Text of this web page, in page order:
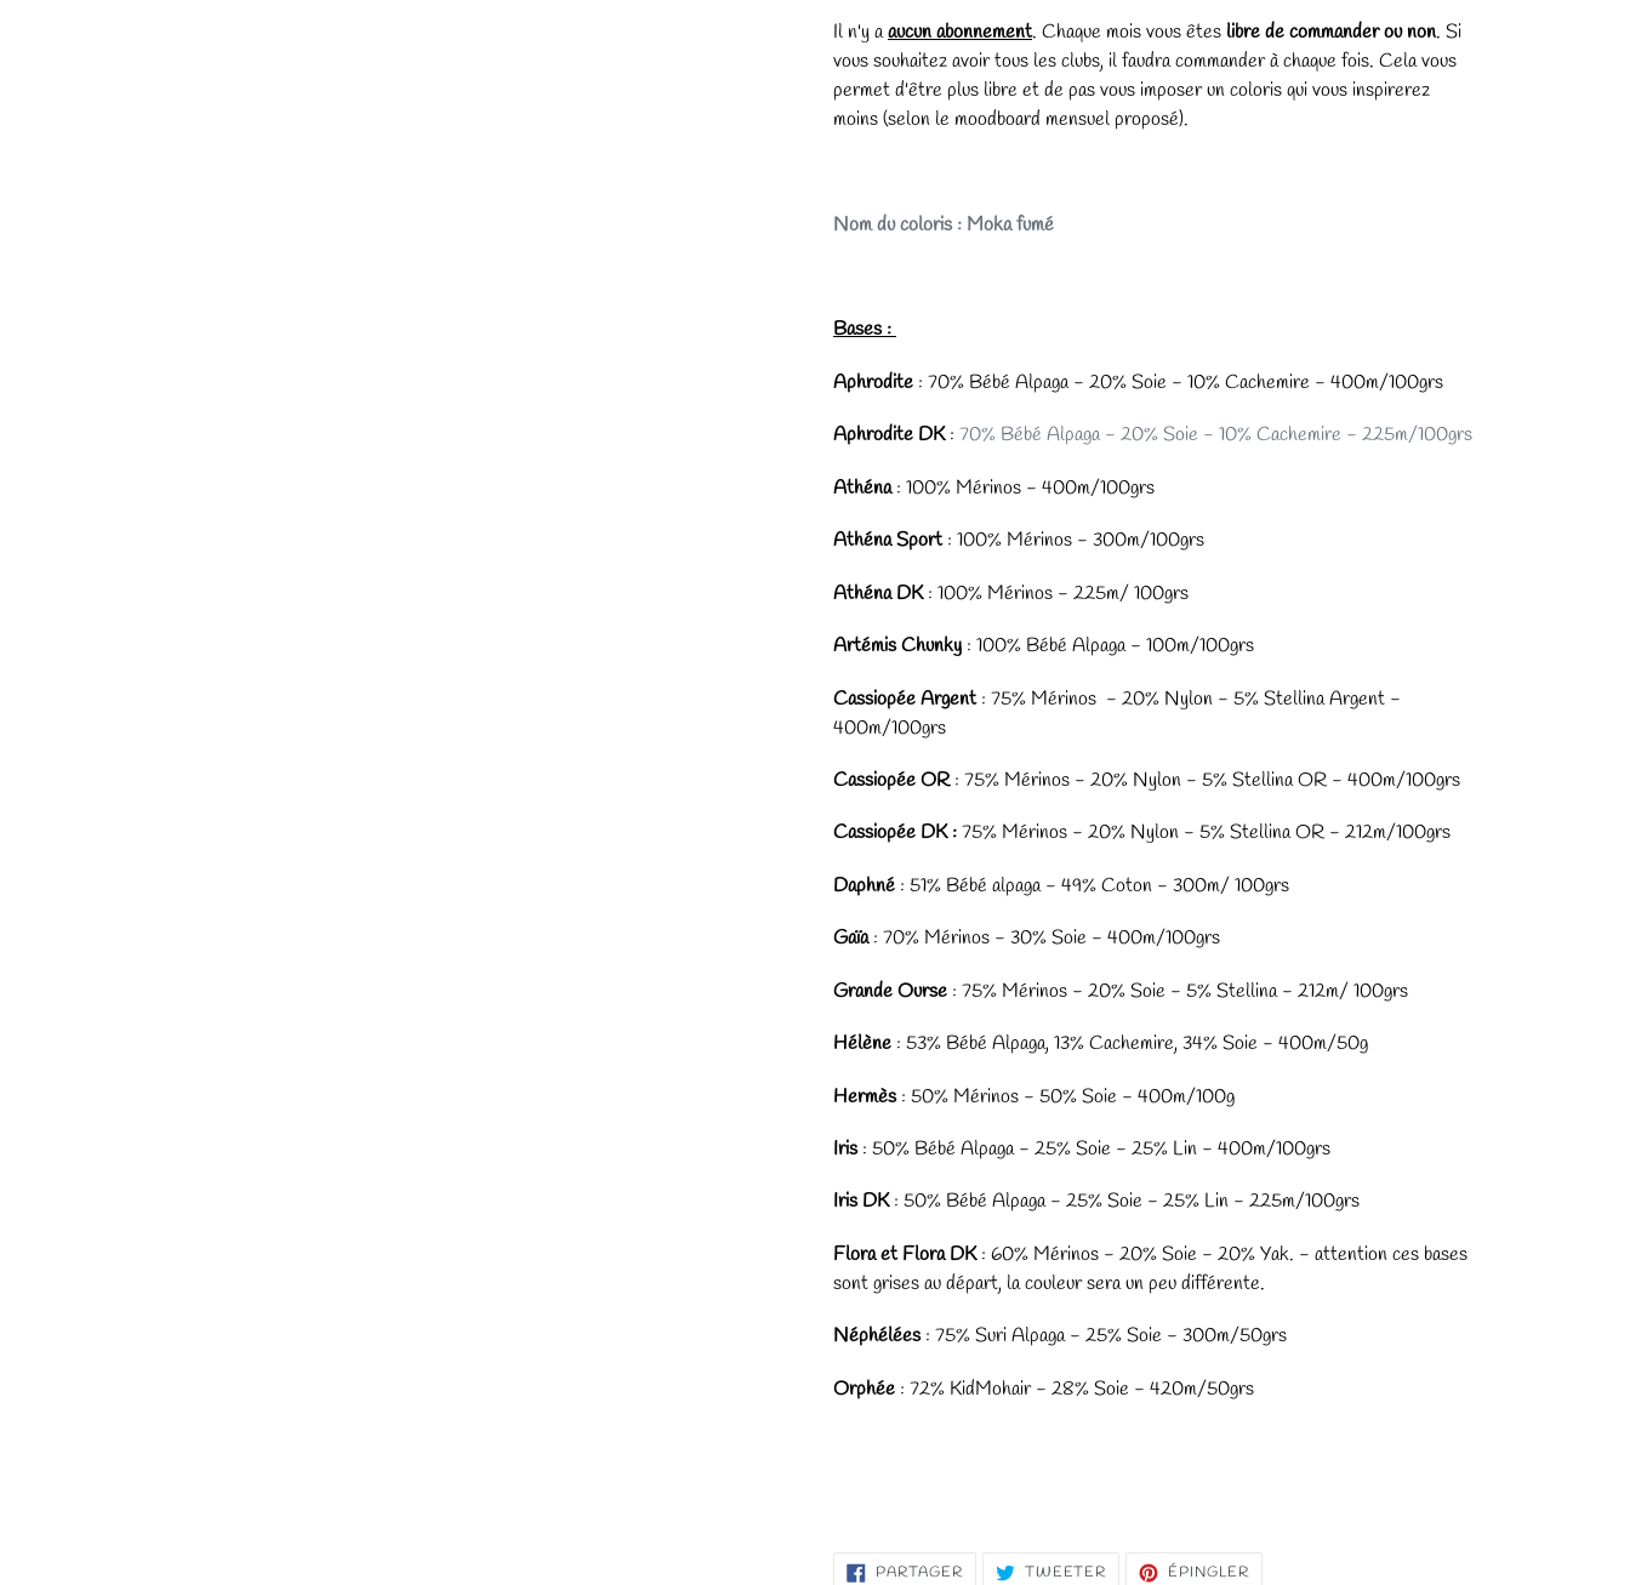
Il n'y aaucun abonnement. Chaque mois vous êtes libre de commander ou non. Si
vous souhaitez avoir tous les clubs, il faudra commander à chaque fois. Cela vous
permet d'être plus libre et de pas vous imposer un coloris qui vous inspirerez
moins (selon le moodboard mensuel proposé).
Nom du coloris : Moka fumé
Bases :
Aphrodite : 70% Bébé Alpaga - 20% Soie - 10% Cachemire - 400m/100grs
Aphrodite DK: 70% Bébé Alpaga - 20% Soie - 10% Cachemire - 225m/100grs
Athéna: 100% Mérinos - 400m/100grs
Athéna Sport: 100% Mérinos - 300m/100grs
Athéna DK: 100% Mérinos - 225m/ 100grs
Artémis Chunky : 100% Bébé Alpaga - 100m/100grs
Cassiopée Argent: 75% Mérinos - 20% Nylon - 5% Stellina Argent -
400m/100grs
Cassiopée OR: 75% Mérinos - 20% Nylon - 5% Stellina OR - 400m/100grs
Cassiopée DK :75% Mérinos - 20% Nylon - 5% Stellina OR - 212m/100grs
Daphné : 51% Bébé alpaga - 49% Coton - 300m/ 100grs
Gaïa: 70% Mérinos - 30% Soie - 400m/100grs
Grande Ourse : 75% Mérinos - 20% Soie - 5% Stellina - 212m/ 100grs
Hélène : 53% Bébé Alpaga, 13% Cachemire, 34% Soie - 400m/50g
Hermès: 50% Mérinos - 50% Soie - 400m/100g
Iris: 50% Bébé Alpaga - 25% Soie - 25% Lin - 400m/100grs
Iris DK: 50% Bébé Alpaga - 25% Soie - 25% Lin - 225m/100grs
Flora et Flora DK: 60% Mérinos - 20% Soie - 20% Yak. - attention ces bases
sont grises au départ, la couleur sera un peu différente.
Néphélées: 75% Suri Alpaga - 25% Soie - 300m/50grs
Orphée : 72% KidMohair - 28% Soie - 420m/50grs
PARTAGERPARTAGERTWEETER TWEETERÉPINGLER